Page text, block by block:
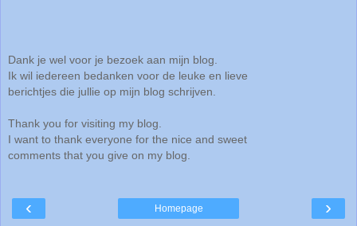
Dank je wel voor je bezoek aan mijn blog.
Ik wil iedereen bedanken voor de leuke en lieve
berichtjes die jullie op mijn blog schrijven.
Thank you for visiting my blog.
I want to thank everyone for the nice and sweet
comments that you give on my blog.
‹ ›
Homepage